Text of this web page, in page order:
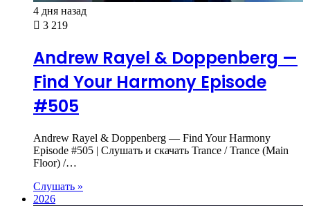
4 дня назад
3 219
Andrew Rayel & Doppenberg —
Find Your Harmony Episode
#505
Andrew Rayel & Doppenberg — Find Your Harmony
Episode #505 | Слушать и скачать Trance / Trance (Main
Floor) /…
Слушать »
2026